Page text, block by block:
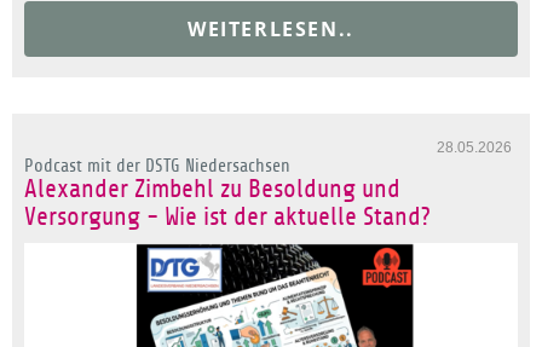
WEITERLESEN..
28.05.2026
Podcast mit der DSTG Niedersachsen
Alexander Zimbehl zu Besoldung und
Versorgung - Wie ist der aktuelle Stand?